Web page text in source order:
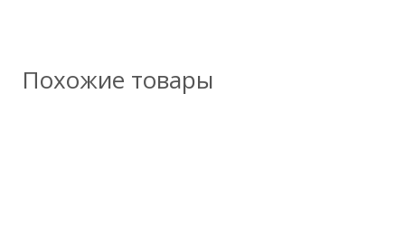
Похожие товары